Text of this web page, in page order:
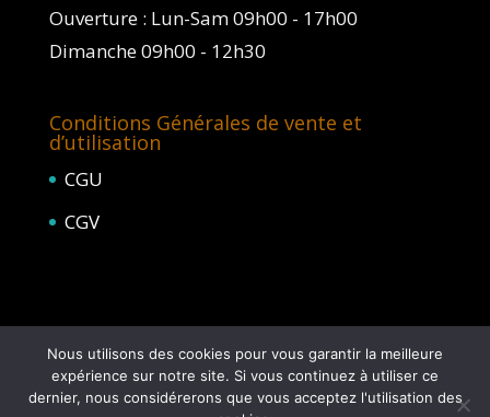
Ouverture : Lun-Sam 09h00 - 17h00
Dimanche 09h00 - 12h30
Conditions Générales de vente et
d’utilisation
CGU
CGV
L'abus d'alcool est dangereux pour la santé, à
Nous utilisons des cookies pour vous garantir la meilleure
expérience sur notre site. Si vous continuez à utiliser ce
dernier, nous considérerons que vous acceptez l'utilisation des